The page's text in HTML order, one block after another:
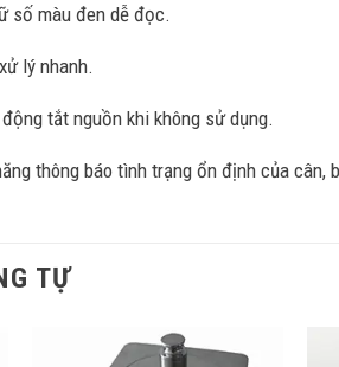
số màu đen dễ đọc.
lý nhanh.
tắt nguồn khi không sử dụng.
thông báo tình trạng ổn định của cân,
TỰ